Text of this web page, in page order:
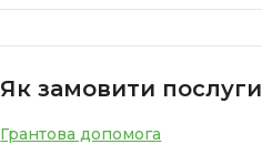
Як замовити послуги
Грантова допомога